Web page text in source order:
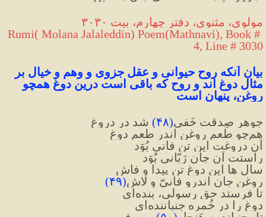
مولوی، مثنوی، دفتر چهارم، بیت ۳۰۳۰
Rumi( Molana Jalaleddin) Poem(Mathnavi), Book #
4, Line # 3030
روغن، پنهان است
جوهرِ صِدقت خَفی(۴۸) شد در دروغ
هم‌چو طعمِ روغن اندر طعمِ دوغ
آن دروغت این تنِ فانی بُوَد
راستت آن جانِ رَبّانی بُوَد
سال ها این دوغِ تن پیدا و فاش
روغنِ جان اندرو فانیّ و لاش(۴۹)
تا فرستد حق رسولی، بنده‌ای
دوغ را در خُمره جنباننده‌ای